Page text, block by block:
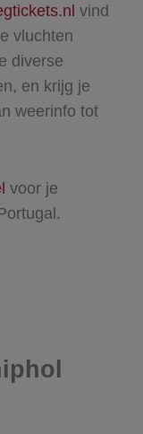
vind
vluchten
diverse
en krijg je
weerinfo tot
voor je